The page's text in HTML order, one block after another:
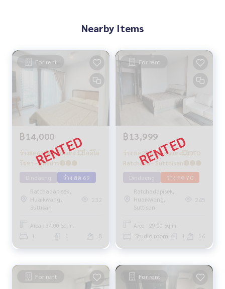
Nearby Items
For rent
฿14,000
ว่างสค69🟢🔴 ดินแดง 💥ไอดีโอ
รัชดา - สุทธิสาร🔴🟢🟡
ว่าง สค 69
Ratchadapisek,
Huaikwang,
Suttisan
Area : 34.00 Sq.m.
1 1 8
For rent
฿13,999
ว่าง กค2570🔴 ดินแดง💥IDEO
Ratchada - Sutthisan🔴🟢🟡
ว่าง กค 70
Ratchadapisek,
Huaikwang,
Suttisan
245
Area : 29.00 Sq.m.
Studio room 1 16
For rent For rent